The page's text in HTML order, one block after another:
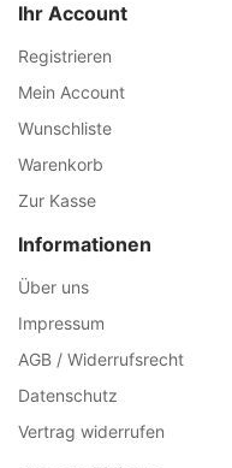
Ihr Account
Registrieren
Mein Account
Wunschliste
Warenkorb
Zur Kasse
Informationen
Über uns
Impressum
AGB / Widerrufsrecht
Datenschutz
Vertrag widerrufen